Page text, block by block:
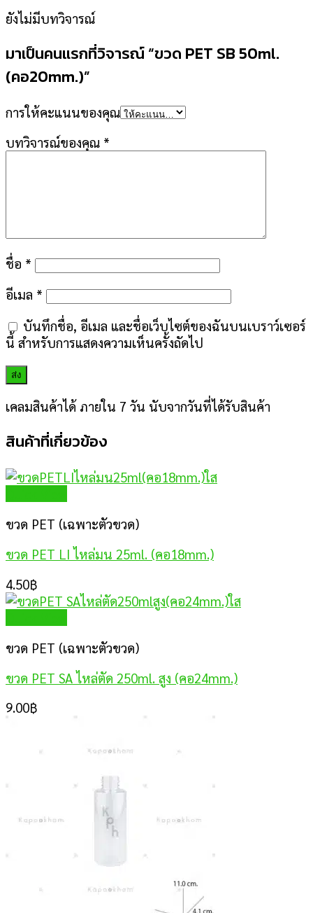
ยังไม่มีบทวิจารณ์
มาเป็นคนแรกที่วิจารณ์ “ขวด PET SB 50ml.
(คอ20mm.)”
การให้คะแนนของคุณ
บทวิจารณ์ของคุณ *
ชื่อ *
อีเมล *
บันทึกชื่อ, อีเมล และชื่อเว็บไซต์ของฉันบนเบราว์เซอร์
นี้ สำหรับการแสดงความเห็นครั้งถัดไป
เคลมสินค้าได้ ภายใน 7 วัน นับจากวันที่ได้รับสินค้า
สินค้าที่เกี่ยวข้อง
ขวด PET (เฉพาะตัวขวด)
ขวด PET LI ไหล่มน 25ml. (คอ18mm.)
4.50฿
ขวด PET (เฉพาะตัวขวด)
ขวด PET SA ไหล่ตัด 250ml. สูง (คอ24mm.)
9.00฿